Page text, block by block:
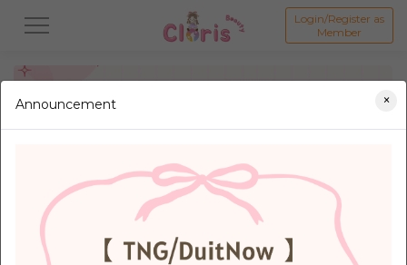
Login/Register as
Member
Announcement ×